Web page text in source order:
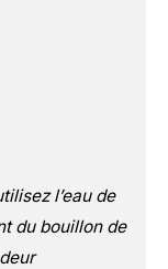
l’eau de
du bouillon de